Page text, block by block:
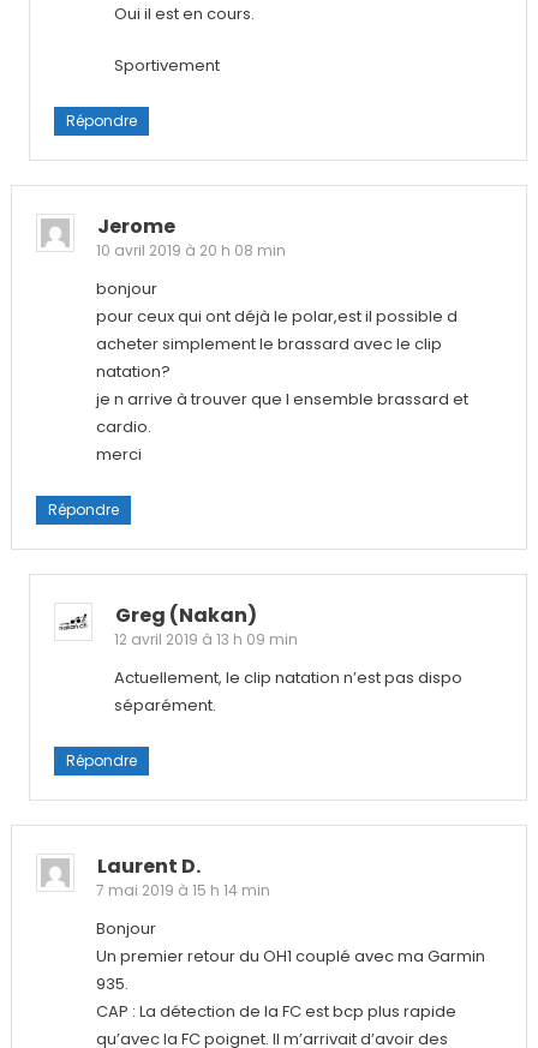
Oui il est en cours.
Sportivement
Répondre
Jerome
10 avril 2019 à 20 h 08 min
bonjour
pour ceux qui ont déjà le polar,est il possible d
acheter simplement le brassard avec le clip
natation?
je n arrive à trouver que l ensemble brassard et
cardio.
merci
Répondre
Greg (nakan)
12 avril 2019 à 13 h 09 min
Actuellement, le clip natation n’est pas dispo
séparément.
Répondre
Laurent D.
7 mai 2019 à 15 h 14 min
Bonjour
Un premier retour du OH1 couplé avec ma Garmin
935.
CAP : La détection de la FC est bcp plus rapide
qu’avec la FC poignet. Il m’arrivait d’avoir des